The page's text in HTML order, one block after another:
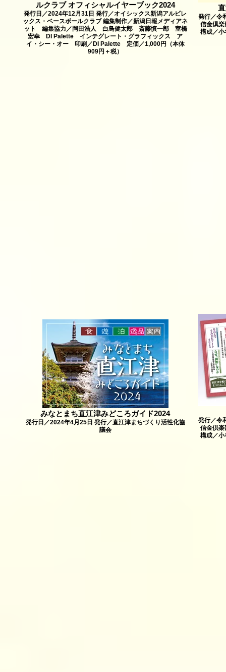
ルクラブ オフィシャルイヤーブック2024
発行日／2024年12月31日 発行／オイシックス新潟アルビレ
ックス・ベースボールクラブ 編集制作／新潟日報メディアネ
ット 編集協力／岡田浩人 白鳥健太郎 斎藤慎一郎 室橋
宏幸 DI Palette インテグレート・グラフィックス ア
イ・シー・オー 印刷／DI Palette 定価／1,000円（本体
909円＋税）
発行／令
信金倶
構成／
みなとまち直江津みどころガイド2024
発行日／2024年4月25日 発行／直江津まちづくり活性化協
議会
発行／令
信金倶
構成／